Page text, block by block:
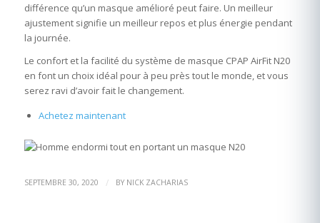
différence qu’un masque amélioré peut faire. Un meilleur
ajustement signifie un meilleur repos et plus énergie pendant
la journée.
Le confort et la facilité du système de masque CPAP AirFit N20
en font un choix idéal pour à peu près tout le monde, et vous
serez ravi d’avoir fait le changement.
Achetez maintenant
SEPTEMBRE 30, 2020 / BY NICK ZACHARIAS